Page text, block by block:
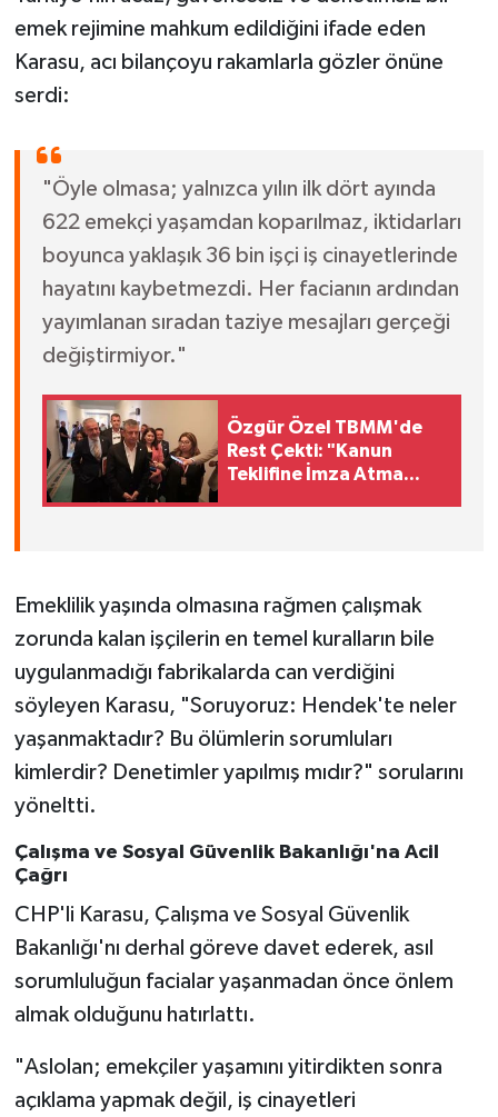
emek rejimine mahkum edildiğini ifade eden
Karasu, acı bilançoyu rakamlarla gözler önüne
serdi:
"Öyle olmasa; yalnızca yılın ilk dört ayında
622 emekçi yaşamdan koparılmaz, iktidarları
boyunca yaklaşık 36 bin işçi iş cinayetlerinde
hayatını kaybetmezdi. Her facianın ardından
yayımlanan sıradan taziye mesajları gerçeği
değiştirmiyor."
Özgür Özel TBMM'de
Rest Çekti: "Kanun
Teklifine İmza Atma
Emeklilik yaşında olmasına rağmen çalışmak
zorunda kalan işçilerin en temel kuralların bile
uygulanmadığı fabrikalarda can verdiğini
söyleyen Karasu, "Soruyoruz: Hendek'te neler
yaşanmaktadır? Bu ölümlerin sorumluları
kimlerdir? Denetimler yapılmış mıdır?" sorularını
yöneltti.
Çalışma ve Sosyal Güvenlik Bakanlığı'na Acil
Çağrı
CHP'li Karasu, Çalışma ve Sosyal Güvenlik
Bakanlığı'nı derhal göreve davet ederek, asıl
sorumluluğun facialar yaşanmadan önce önlem
almak olduğunu hatırlattı.
"Aslolan; emekçiler yaşamını yitirdikten sonra
açıklama yapmak değil, iş cinayetleri